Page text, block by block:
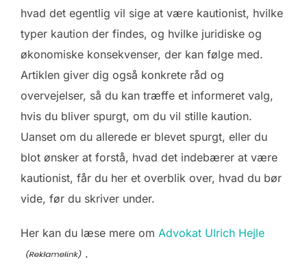
hvad det egentlig vil sige at være kautionist, hvilke
typer kaution der findes, og hvilke juridiske og
økonomiske konsekvenser, der kan følge med.
Artiklen giver dig også konkrete råd og
overvejelser, så du kan træffe et informeret valg,
hvis du bliver spurgt, om du vil stille kaution.
Uanset om du allerede er blevet spurgt, eller du
blot ønsker at forstå, hvad det indebærer at være
kautionist, får du her et overblik over, hvad du bør
vide, før du skriver under.
Her kan du læse mere om Advokat Ulrich Hejle
.